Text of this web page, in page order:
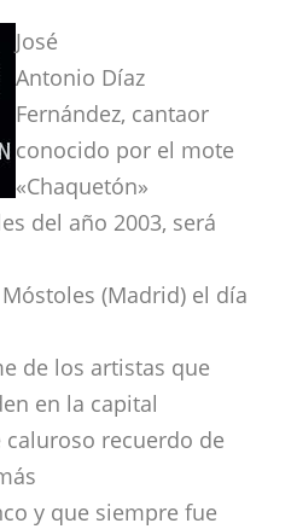
José
Antonio Díaz
Fernández, cantaor
conocido por el mote
«Chaquetón»
del año 2003, será
(Madrid) el día
de los artistas que
en la capital
recuerdo de
y que siempre fue